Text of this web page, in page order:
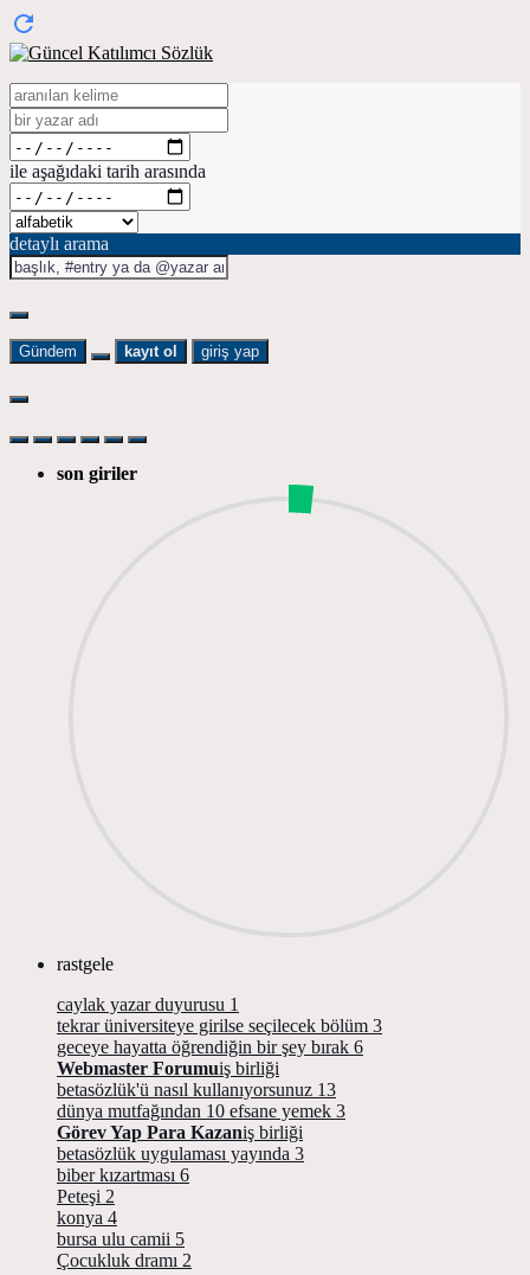
ile aşağıdaki tarih arasında
detaylı arama
Gündem kayıt ol giriş yap
son giriler
rastgele
caylak yazar duyurusu 1
tekrar üniversiteye girilse seçilecek bölüm 3
geceye hayatta öğrendiğin bir şey bırak 6
Webmaster Forumuiş birliği
betasözlük'ü nasıl kullanıyorsunuz 13
dünya mutfağından 10 efsane yemek 3
Görev Yap Para Kazaniş birliği
betasözlük uygulaması yayında 3
biber kızartması 6
Peteşi 2
konya 4
bursa ulu camii 5
Çocukluk dramı 2